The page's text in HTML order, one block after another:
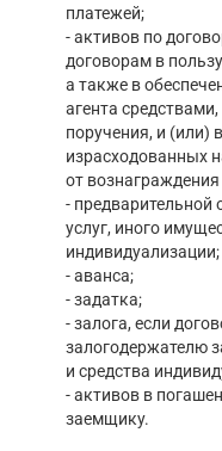
платежей;
- активов по
договорам в
а также в
агента
поручения, и (или)
израсходованных
от
- предварительной
услуг, иного
индивидуализации;
- аванса;
- задатка;
- залога, если
залогодержателю
и средства
- активов в
заемщику.